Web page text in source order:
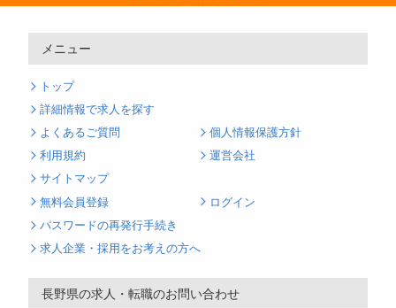
メニュー
トップ
詳細情報で求人を探す
よくあるご質問
個人情報保護方針
利用規約
運営会社
サイトマップ
無料会員登録
ログイン
パスワードの再発行手続き
求人企業・採用をお考えの方へ
長野県の求人・転職のお問い合わせ